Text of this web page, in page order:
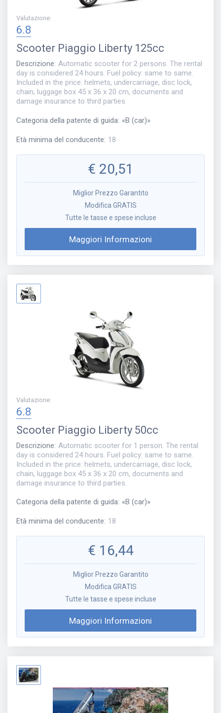
Valutazione:
6.8
Scooter Piaggio Liberty 125cc
Descrizione: Automatic scooter for 2 persons. The rental
day is considered 24 hours. Fuel policy: same to same.
Included in the price: helmets, undercarriage, disc lock,
chain, luggage box 45 x 36 x 20 cm, documents and
damage insurance to third parties.
Categoria della patente di guida: «B (car)»
Età minima del conducente: 18
€ 20,51
Miglior Prezzo Garantito
Modifica GRATIS
Tutte le tasse e spese incluse
Maggiori Informazioni
Valutazione:
6.8
Scooter Piaggio Liberty 50cc
Descrizione: Automatic scooter for 1 person. The rental
day is considered 24 hours. Fuel policy: same to same.
Included in the price: helmets, undercarriage, disc lock,
chain, luggage box 45 x 36 x 20 cm, documents and
damage insurance to third parties.
Categoria della patente di guida: «B (car)»
Età minima del conducente: 18
€ 16,44
Miglior Prezzo Garantito
Modifica GRATIS
Tutte le tasse e spese incluse
Maggiori Informazioni